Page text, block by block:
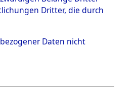
Dritter, die durch
Daten nicht